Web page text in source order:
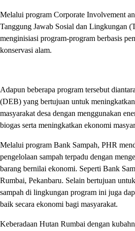
Melalui program Corporate Involvement
Tanggung Jawab Sosial dan Lingkungan
menginisiasi program-program berbasis
konservasi alam.
Adapun beberapa program tersebut
(DEB) yang bertujuan untuk
masyarakat desa dengan menggunakan
biogas serta meningkatkan ekonomi
Melalui program Bank Sampah, PHR
pengelolaan sampah terpadu dengan
barang bernilai ekonomi. Seperti Bank
Rumbai, Pekanbaru. Selain bertujuan
sampah di lingkungan program ini juga
baik secara ekonomi bagi masyarakat.
Keberadaan Hutan Rumbai dengan